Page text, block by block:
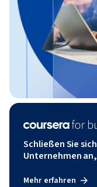
Schließen Sie
Unternehmen
Mehr erfahren